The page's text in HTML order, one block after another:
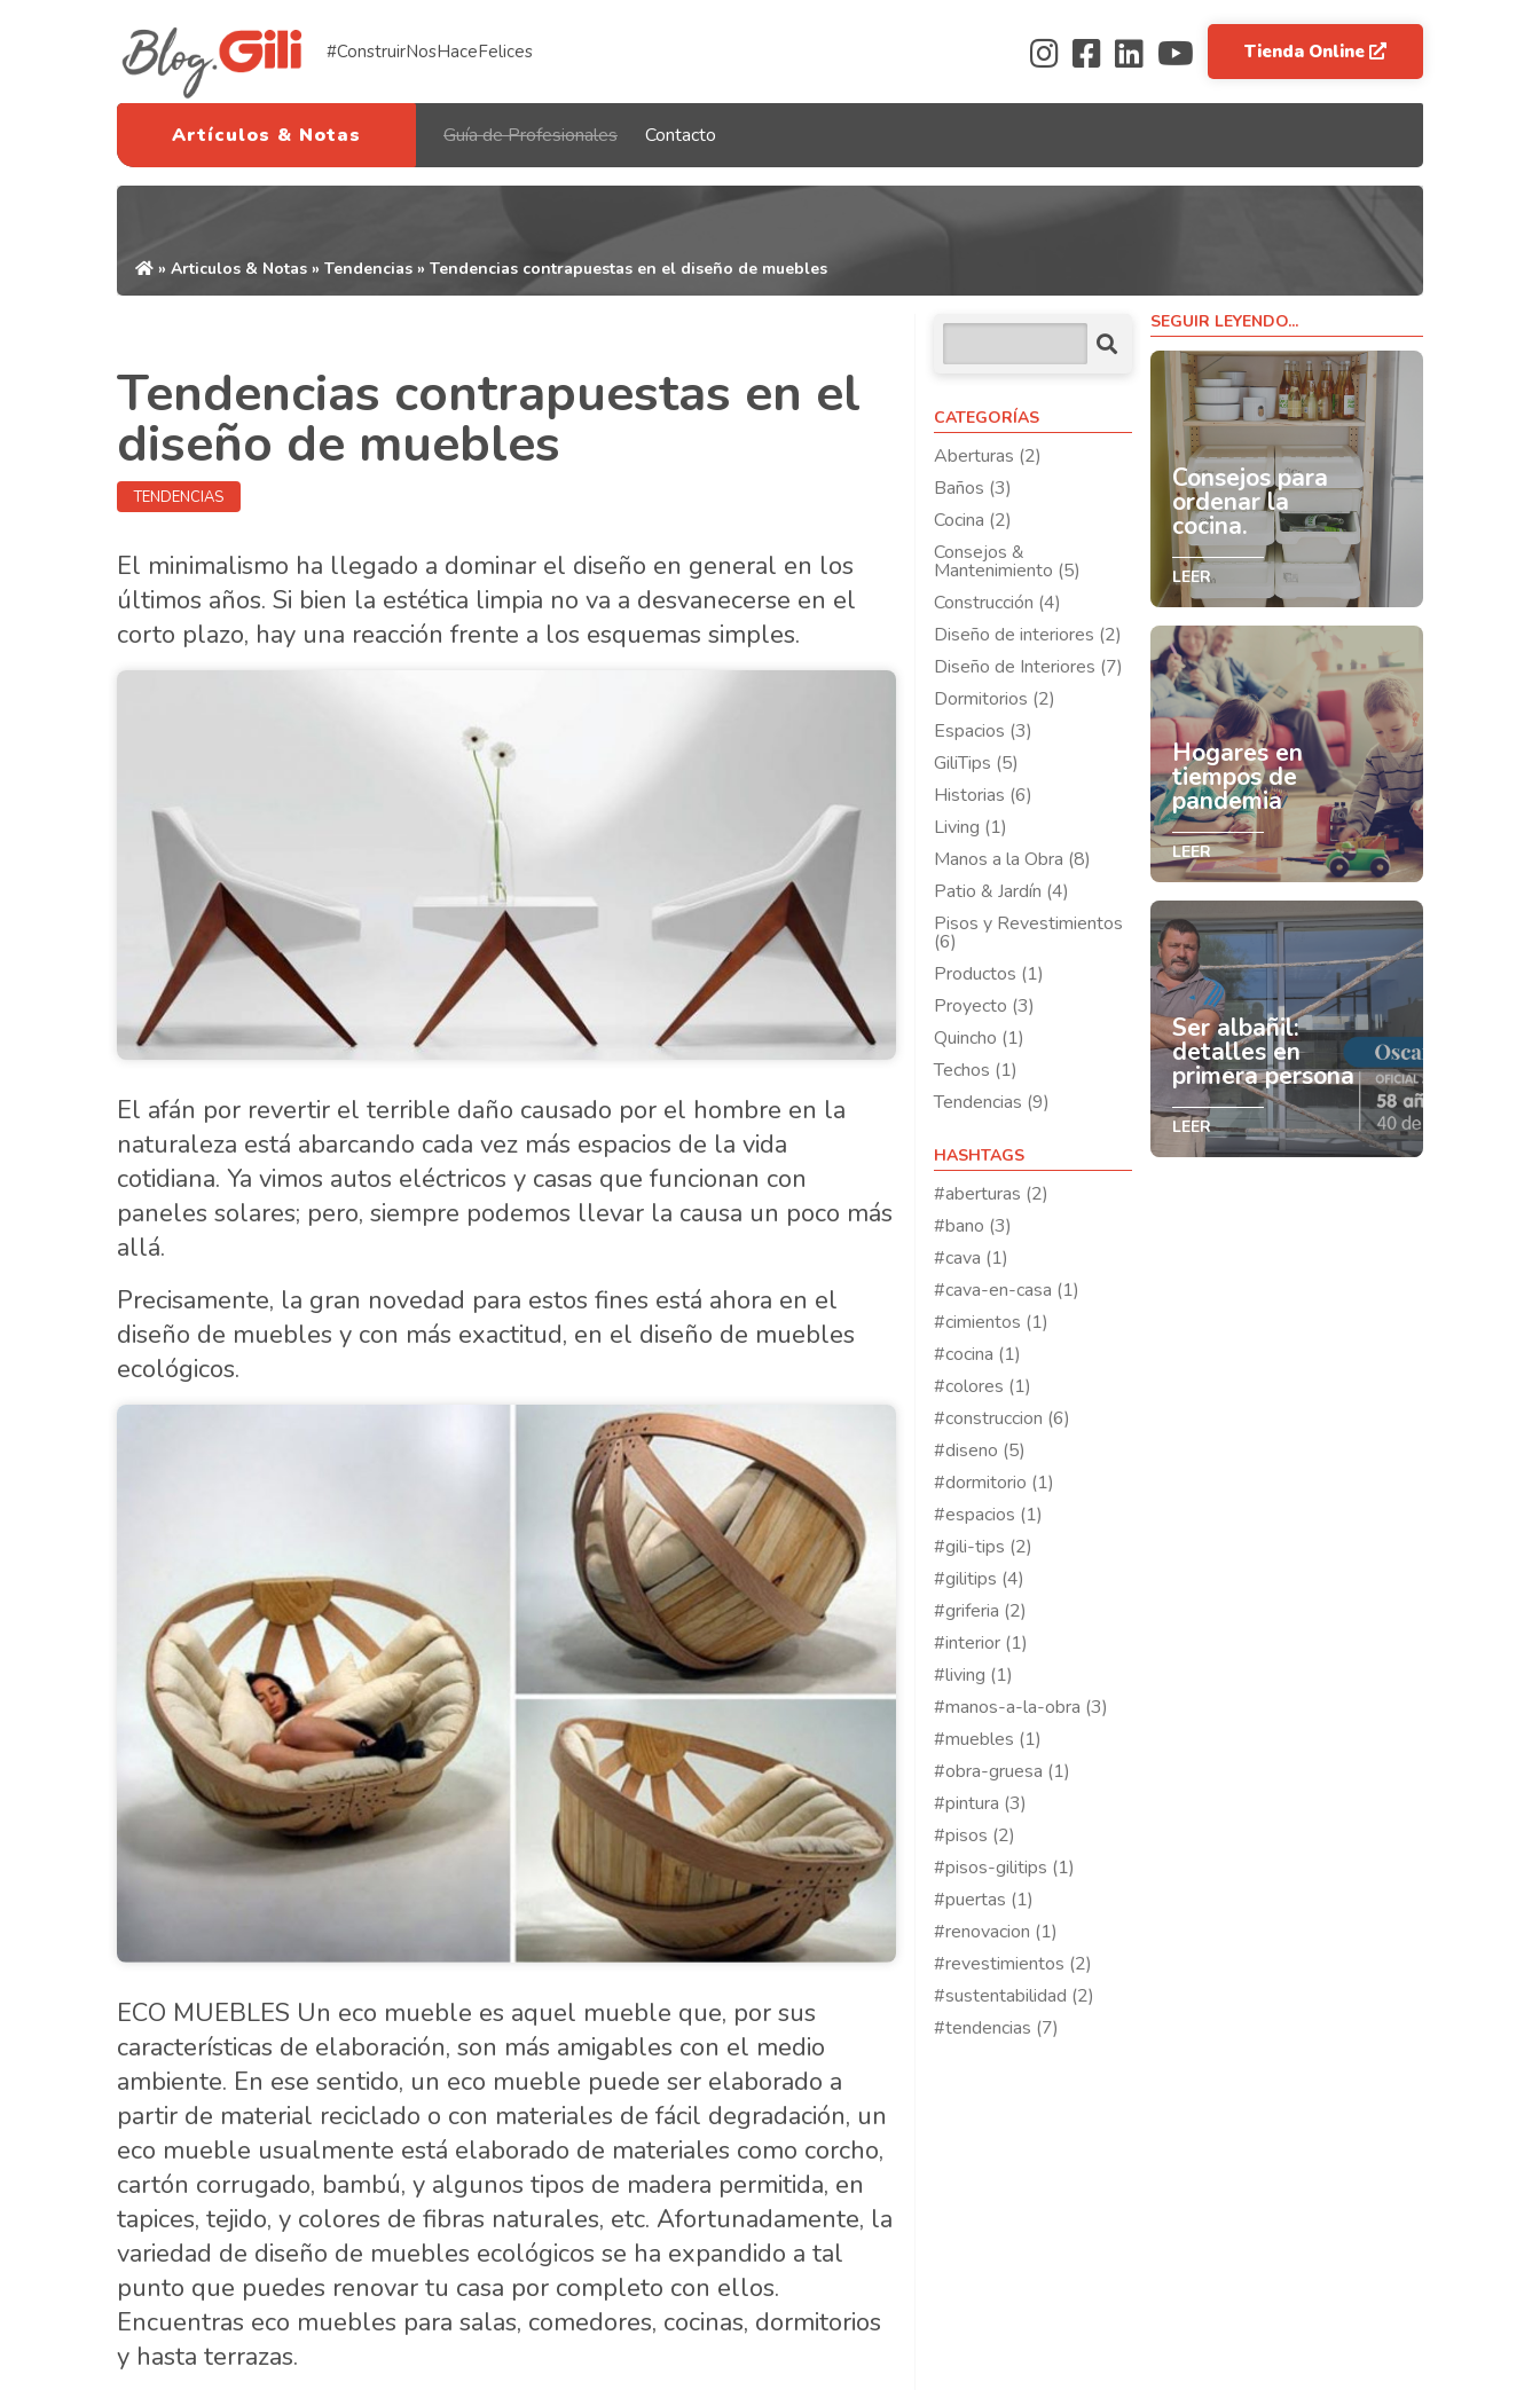
#ConstruirNosHaceFelices Tienda Online
Artículos & Notas Guía de Profesionales Contacto
» Articulos & Notas » Tendencias » Tendencias contrapuestas en el diseño de muebles
Tendencias contrapuestas en el
diseño de muebles
TENDENCIAS
El minimalismo ha llegado a dominar el diseño en general en los
últimos años. Si bien la estética limpia no va a desvanecerse en el
corto plazo, hay una reacción frente a los esquemas simples.
El afán por revertir el terrible daño causado por el hombre en la
naturaleza está abarcando cada vez más espacios de la vida
cotidiana. Ya vimos autos eléctricos y casas que funcionan con
paneles solares; pero, siempre podemos llevar la causa un poco más
allá.
Precisamente, la gran novedad para estos fines está ahora en el
diseño de muebles y con más exactitud, en el diseño de muebles
ecológicos.
ECO MUEBLES Un eco mueble es aquel mueble que, por sus
características de elaboración, son más amigables con el medio
ambiente. En ese sentido, un eco mueble puede ser elaborado a
partir de material reciclado o con materiales de fácil degradación, un
eco mueble usualmente está elaborado de materiales como corcho,
cartón corrugado, bambú, y algunos tipos de madera permitida, en
tapices, tejido, y colores de fibras naturales, etc. Afortunadamente, la
variedad de diseño de muebles ecológicos se ha expandido a tal
punto que puedes renovar tu casa por completo con ellos.
Encuentras eco muebles para salas, comedores, cocinas, dormitorios
y hasta terrazas.
CATEGORÍAS
Aberturas (2)
Baños (3)
Cocina (2)
Consejos &
Mantenimiento (5)
Construcción (4)
Diseño de interiores (2)
Diseño de Interiores (7)
Dormitorios (2)
Espacios (3)
GiliTips (5)
Historias (6)
Living (1)
Manos a la Obra (8)
Patio & Jardín (4)
Pisos y Revestimientos
(6)
Productos (1)
Proyecto (3)
Quincho (1)
Techos (1)
Tendencias (9)
HASHTAGS
#aberturas (2)
#bano (3)
#cava (1)
#cava-en-casa (1)
#cimientos (1)
#cocina (1)
#colores (1)
#construccion (6)
#diseno (5)
#dormitorio (1)
#espacios (1)
#gili-tips (2)
#gilitips (4)
#griferia (2)
#interior (1)
#living (1)
#manos-a-la-obra (3)
#muebles (1)
#obra-gruesa (1)
#pintura (3)
#pisos (2)
#pisos-gilitips (1)
#puertas (1)
#renovacion (1)
#revestimientos (2)
#sustentabilidad (2)
#tendencias (7)
SEGUIR LEYENDO...
Consejos para
ordenar la
cocina.
LEER
Hogares en
tiempos de
pandemia
LEER
Ser albañil:
detalles en
primera persona
LEER